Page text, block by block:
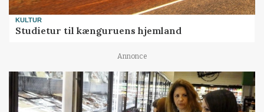
KULTUR
Studietur til kænguruens hjemland
Annonce